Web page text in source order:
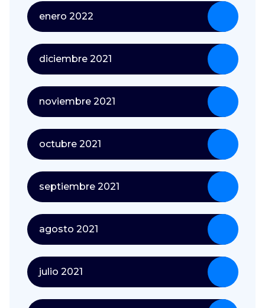
enero 2022
diciembre 2021
noviembre 2021
octubre 2021
septiembre 2021
agosto 2021
julio 2021